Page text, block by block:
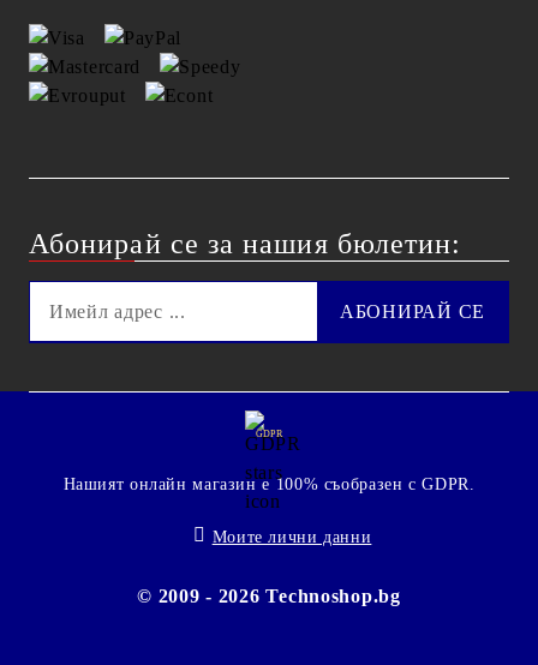
Абонирай се за нашия бюлетин:
GDPR
Нашият онлайн магазин е 100% съобразен с GDPR.
Моите лични данни
© 2009 - 2026 Technoshop.bg